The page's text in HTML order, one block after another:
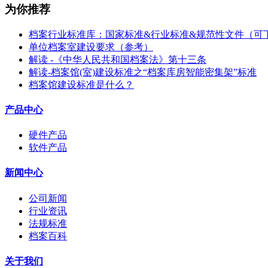
为你推荐
档案行业标准库：国家标准&行业标准&规范性文件（可
单位档案室建设要求（参考）
解读 -《中华人民共和国档案法》第十三条
解读-档案馆(室)建设标准之“档案库房智能密集架”标准
档案馆建设标准是什么？
产品中心
硬件产品
软件产品
新闻中心
公司新闻
行业资讯
法规标准
档案百科
关于我们